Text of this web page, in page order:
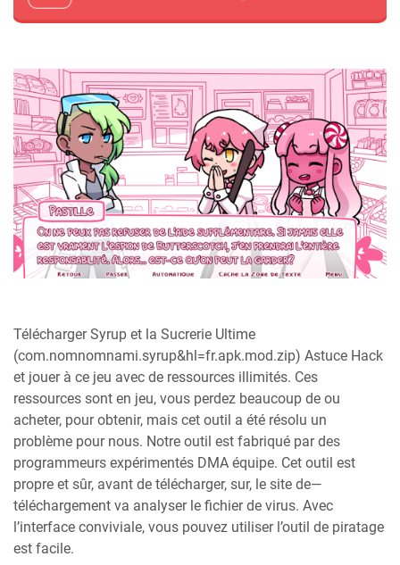
Télécharger Syrup et la Sucrerie Ultime
(com.nomnomnami.syrup&hl=fr.apk.mod.zip) Astuce Hack
et jouer à ce jeu avec de ressources illimités. Ces
ressources sont en jeu, vous perdez beaucoup de ou
acheter, pour obtenir, mais cet outil a été résolu un
problème pour nous. Notre outil est fabriqué par des
programmeurs expérimentés DMA équipe. Cet outil est
propre et sûr, avant de télécharger, sur, le site de—
téléchargement va analyser le fichier de virus. Avec
l’interface conviviale, vous pouvez utiliser l’outil de piratage
est facile.